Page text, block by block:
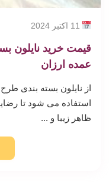
قیمت خرید نایلون
عمده ارزان
از نایلون بسته بندی
استفاده می شود تا
ظاهر زیبا و ...